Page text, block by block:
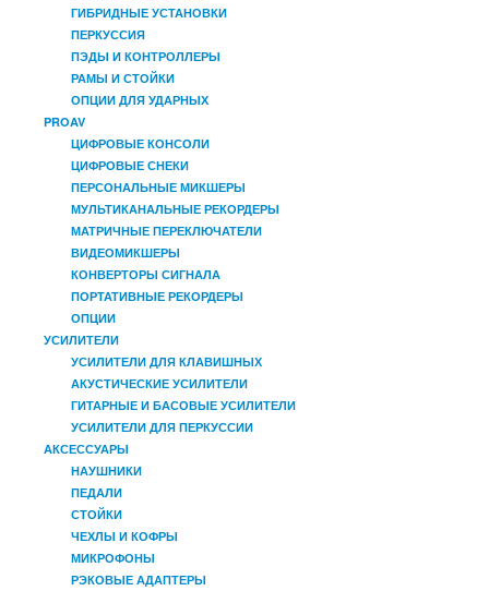
ГИБРИДНЫЕ УСТАНОВКИ
ПЕРКУССИЯ
ПЭДЫ И КОНТРОЛЛЕРЫ
РАМЫ И СТОЙКИ
ОПЦИИ ДЛЯ УДАРНЫХ
PROAV
ЦИФРОВЫЕ КОНСОЛИ
ЦИФРОВЫЕ СНЕКИ
ПЕРСОНАЛЬНЫЕ МИКШЕРЫ
МУЛЬТИКАНАЛЬНЫЕ РЕКОРДЕРЫ
МАТРИЧНЫЕ ПЕРЕКЛЮЧАТЕЛИ
ВИДЕОМИКШЕРЫ
КОНВЕРТОРЫ СИГНАЛА
ПОРТАТИВНЫЕ РЕКОРДЕРЫ
ОПЦИИ
УСИЛИТЕЛИ
УСИЛИТЕЛИ ДЛЯ КЛАВИШНЫХ
АКУСТИЧЕСКИЕ УСИЛИТЕЛИ
ГИТАРНЫЕ И БАСОВЫЕ УСИЛИТЕЛИ
УСИЛИТЕЛИ ДЛЯ ПЕРКУССИИ
АКСЕССУАРЫ
НАУШНИКИ
ПЕДАЛИ
СТОЙКИ
ЧЕХЛЫ И КОФРЫ
МИКРОФОНЫ
РЭКОВЫЕ АДАПТЕРЫ